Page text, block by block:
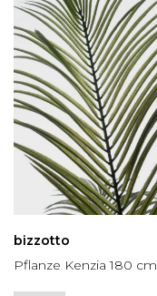
bizzotto
Pflanze Kenzia 180 cm